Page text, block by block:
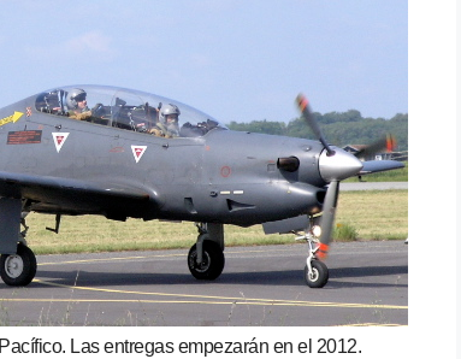
Las entregas empezarán en el 2012.